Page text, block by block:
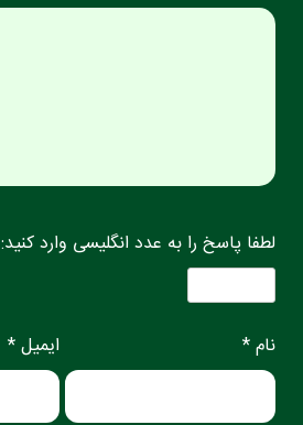
لطفا پاسخ را به عدد انگلیسی وارد کنید:
نام * ایمیل *